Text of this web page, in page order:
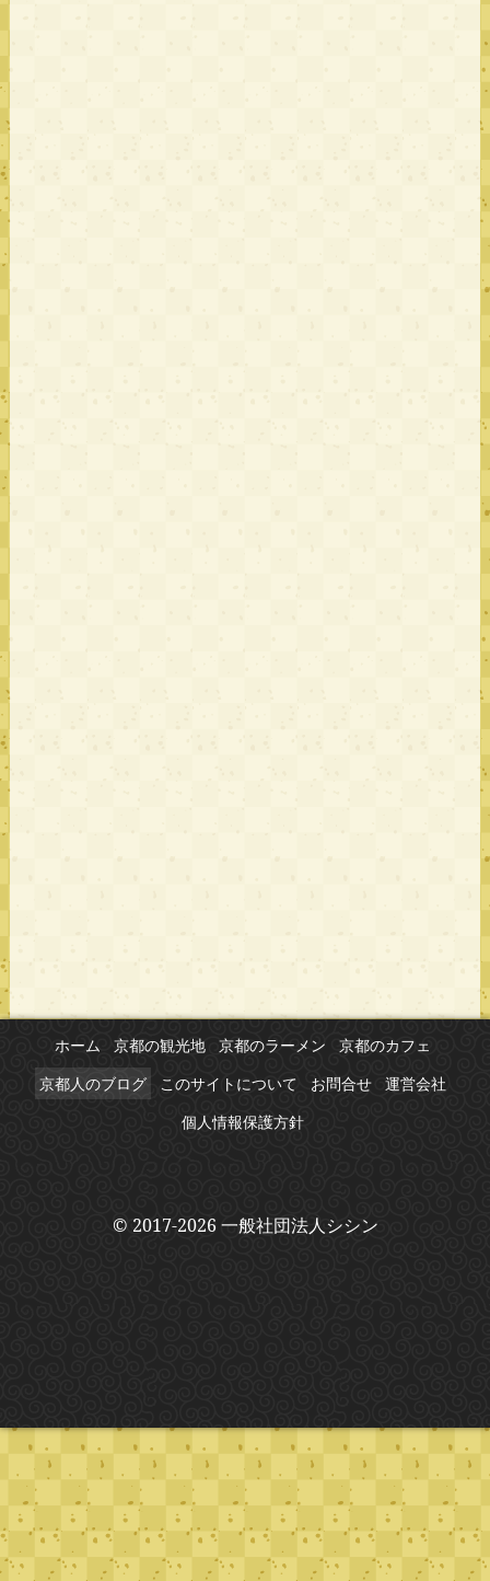
ホーム 京都の観光地 京都のラーメン
京都のカフェ
京都人のブログ
このサイトについて お問合せ
運営会社
個人情報保護方針
© 2017-2026 一般社団法人シシン